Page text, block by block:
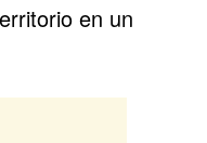
en un